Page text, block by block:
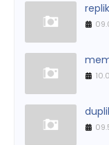
replik